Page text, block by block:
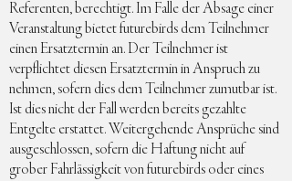
Referenten, berechtigt. Im Falle der Absage einer
Veranstaltung bietet futurebirds dem Teilnehmer
einen Ersatztermin an. Der Teilnehmer ist
verpflichtet diesen Ersatztermin in Anspruch zu
nehmen, sofern dies dem Teilnehmer zumutbar ist.
Ist dies nicht der Fall werden bereits gezahlte
Entgelte erstattet. Weitergehende Ansprüche sind
ausgeschlossen, sofern die Haftung nicht auf
grober Fahrlässigkeit von futurebirds oder eines